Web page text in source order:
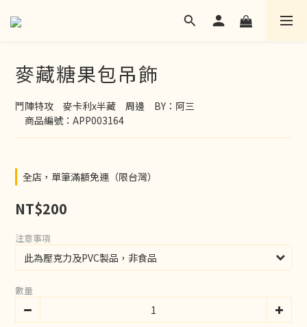
麥藏糖果包吊飾
鬥陣特攻　麥卡利x半藏　周邊　BY：阿三
商品編號：APP003164
全店，單筆滿額免運（限台灣）
NT$200
注意事項
數量